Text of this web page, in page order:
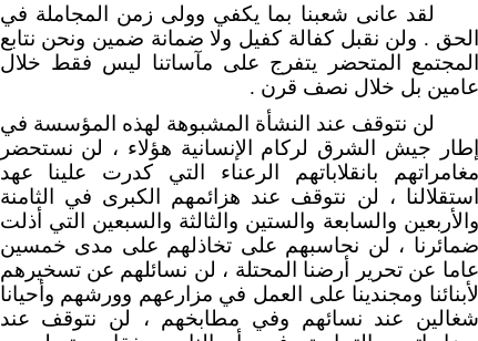
لقد عانى شعبنا بما يكفي وولى زمن المجاملة في
الحق . ولن نقبل كفالة كفيل ولا ضمانة ضمين ونحن نتابع
المجتمع المتحضر يتفرج على مآساتنا ليس فقط خلال
عامين بل خلال نصف قرن .
لن نتوقف عند النشأة المشبوهة لهذه المؤسسة في
إطار جيش الشرق لركام الإنسانية هؤلاء ، لن نستحضر
مغامراتهم بانقلاباتهم الرعناء التي كدرت علينا عهد
استقلالنا ، لن نتوقف عند هزائمهم الكبرى في الثامنة
والأربعين والسابعة والستين والثالثة والسبعين التي أذلت
ضمائرنا ، لن نحاسبهم على تخاذلهم على مدى خمسين
عاما عن تحرير أرضنا المحتلة ، لن نسائلهم عن تسخيرهم
لأبنائنا ومجندينا على العمل في مزارعهم وورشهم وأحيانا
شغالين عند نسائهم وفي مطابخهم ، لن نتوقف عند